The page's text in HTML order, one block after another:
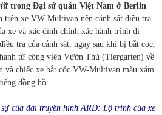
ữ trong Đại sứ quán Việt Nam ở Berlin
trên xe VW-Multivan nên cảnh sát điều tra
xe và xác định chính xác hành trình di
tra của cảnh sát, ngay sau khi bị bắt cóc,
từ công viên Vườn Thú (Tiergarten) về
chiếc xe bắt cóc VW-Multivan màu xám
đồng hồ.
của đài truyền hình ARD: Lộ trình của xe